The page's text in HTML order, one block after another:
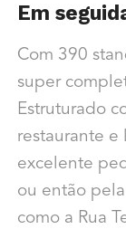
Em
Com 390
super
Estruturado
restaurante e
excelente
ou então
como a Rua